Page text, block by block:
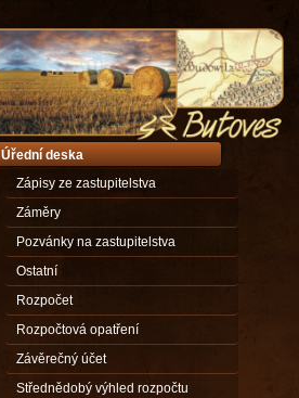
Úřední deska
Zápisy ze zastupitelstva
Záměry
Pozvánky na zastupitelstva
Ostatní
Rozpočet
Rozpočtová opatření
Závěrečný účet
Střednědobý výhled rozpočtu